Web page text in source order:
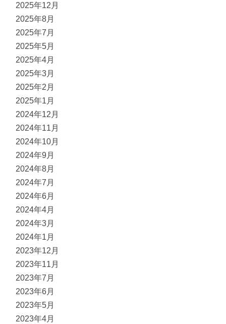
2025年12月
2025年8月
2025年7月
2025年5月
2025年4月
2025年3月
2025年2月
2025年1月
2024年12月
2024年11月
2024年10月
2024年9月
2024年8月
2024年7月
2024年6月
2024年4月
2024年3月
2024年1月
2023年12月
2023年11月
2023年7月
2023年6月
2023年5月
2023年4月